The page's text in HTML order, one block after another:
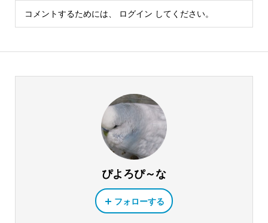
コメントするためには、 ログイン してください。
ぴよろぴ～な
フォローする